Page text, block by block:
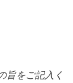
をご記入く